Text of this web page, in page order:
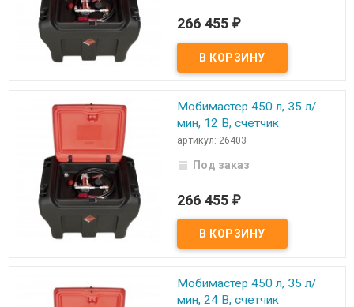
266 455 ₽
Мобимастер 450 л, 35 л/
мин, 12 В, счетчик
артикул: 26403
Под заказ
266 455 ₽
Мобимастер 450 л, 35 л/
мин, 24 В, счетчик